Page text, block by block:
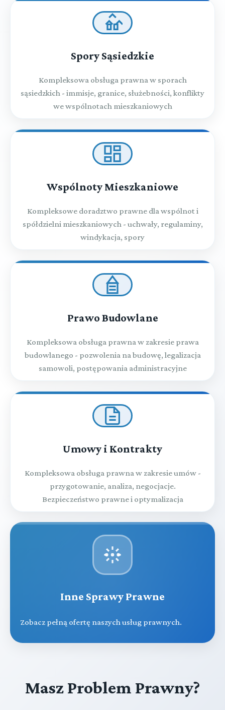
Spory Sąsiedzkie
Kompleksowa obsługa prawna w sporach
sąsiedzkich - immisje, granice, służebności, konflikty
we wspólnotach mieszkaniowych
Wspólnoty Mieszkaniowe
Kompleksowe doradztwo prawne dla wspólnot i
spółdzielni mieszkaniowych - uchwały, regulaminy,
windykacja, spory
Prawo Budowlane
Kompleksowa obsługa prawna w zakresie prawa
budowlanego - pozwolenia na budowę, legalizacja
samowoli, postępowania administracyjne
Umowy i Kontrakty
Kompleksowa obsługa prawna w zakresie umów -
przygotowanie, analiza, negocjacje.
Bezpieczeństwo prawne i optymalizacja
Inne Sprawy Prawne
Zobacz pełną ofertę naszych usług prawnych.
Masz Problem Prawny?